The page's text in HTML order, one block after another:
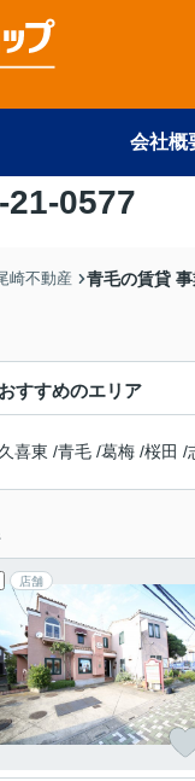
会社概
21-0577
崎不動産 青毛の賃貸
おすすめのエリア
久喜東 /青毛 /葛梅 /桜田 /
店舗